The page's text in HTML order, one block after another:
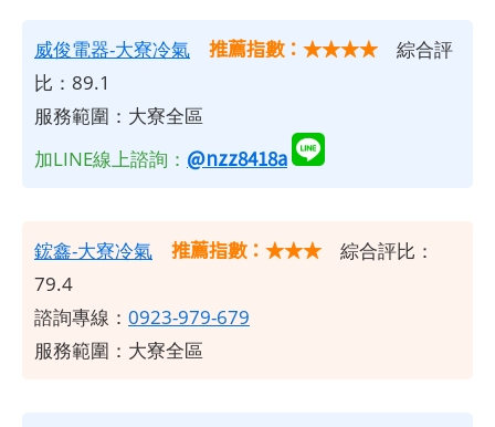
威俊電器-大寮冷氣 推薦指數：★★★★
綜合評
比：89.1
服務範圍：大寮全區
加LINE線上諮詢： @nzz8418a
鋐鑫-大寮冷氣 推薦指數：★★★
綜合評比：
79.4
諮詢專線： 0923-979-679
服務範圍：大寮全區